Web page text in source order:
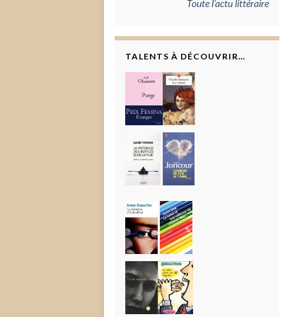
Toute l'actu littéraire
TALENTS À DÉCOUVRIR…